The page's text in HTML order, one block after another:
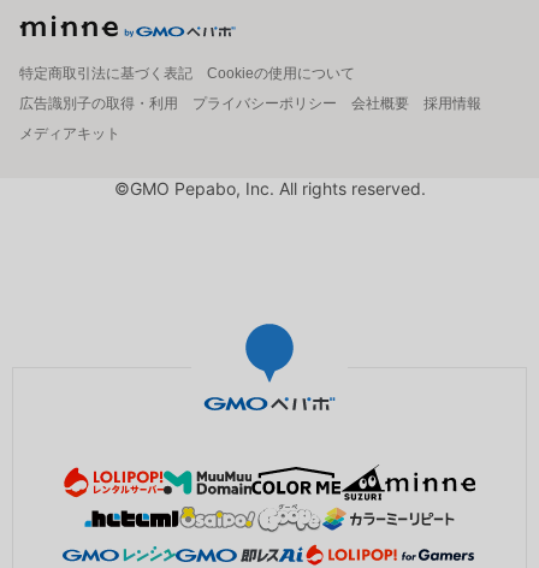
特定商取引法に基づく表記
Cookieの使用について
広告識別子の取得・利用
プライバシーポリシー 会社概要
採用情報
メディアキット
©GMO Pepabo, Inc. All rights reserved.